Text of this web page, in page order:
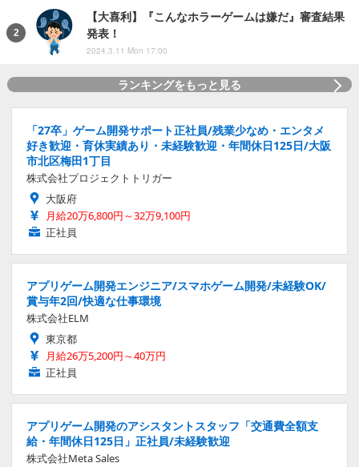
【大喜利】『こんなホラーゲームは嫌だ』審査結果
発表！
2024.3.11 Mon 17:00
ランキングをもっと見る
「27卒」ゲーム開発サポート正社員/残業少なめ・エンタメ
好き歓迎・育休実績あり・未経験歓迎・年間休日125日/大阪
市北区梅田1丁目
株式会社プロジェクトトリガー
大阪府
月給20万6,800円～32万9,100円
正社員
アプリゲーム開発エンジニア/スマホゲーム開発/未経験OK/
賞与年2回/快適な仕事環境
株式会社ELM
東京都
月給26万5,200円～40万円
正社員
アプリゲーム開発のアシスタントスタッフ「交通費全額支
給・年間休日125日」正社員/未経験歓迎
株式会社Meta Sales